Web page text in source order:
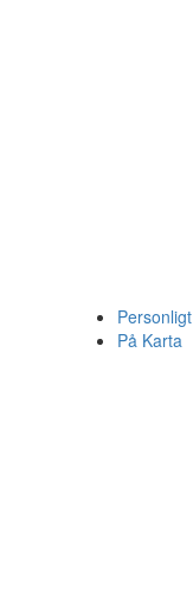
Personligt
På Karta